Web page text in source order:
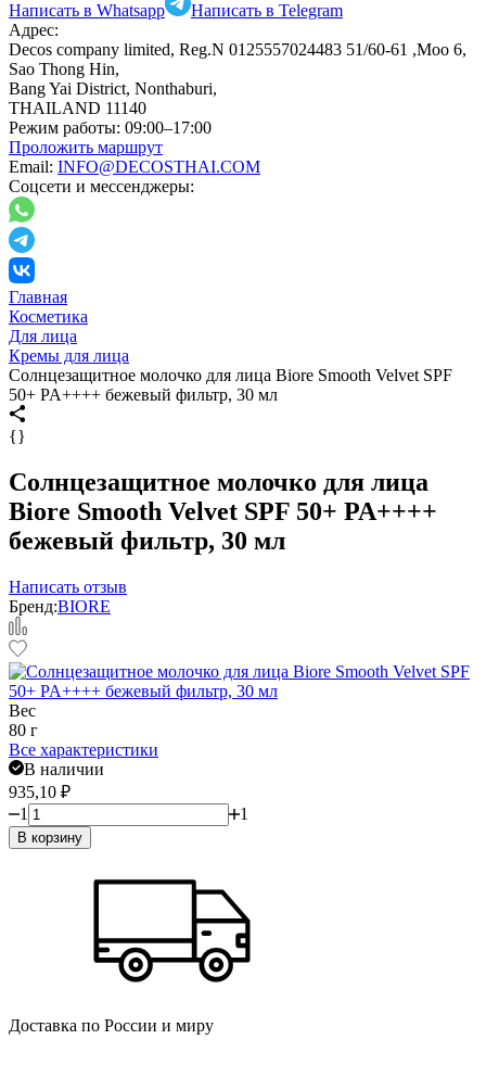
Написать в Whatsapp
Написать в Telegram
Адрес:
Decos company limited, Reg.N 0125557024483 51/60-61 ,Moo 6,
Sao Thong Hin,
Bang Yai District, Nonthaburi,
THAILAND 11140
Режим работы: 09:00–17:00
Проложить маршрут
Email: INFO@DECOSTHAI.COM
Соцсети и мессенджеры:
Главная
Косметика
Для лица
Кремы для лица
Солнцезащитное молочко для лица Biore Smooth Velvet SPF
50+ PA++++ бежевый фильтр, 30 мл
{}
Солнцезащитное молочко для лица
Biore Smooth Velvet SPF 50+ PA++++
бежевый фильтр, 30 мл
Написать отзыв
Бренд:BIORE
Вес
80 г
Все характеристики
В наличии
935,10 ₽
1
1
В корзину
Доставка по России и миру